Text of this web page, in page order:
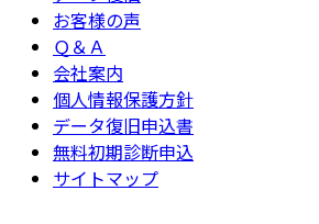
お客様の声
Ｑ＆Ａ
会社案内
個人情報保護方針
データ復旧申込書
無料初期診断申込
サイトマップ